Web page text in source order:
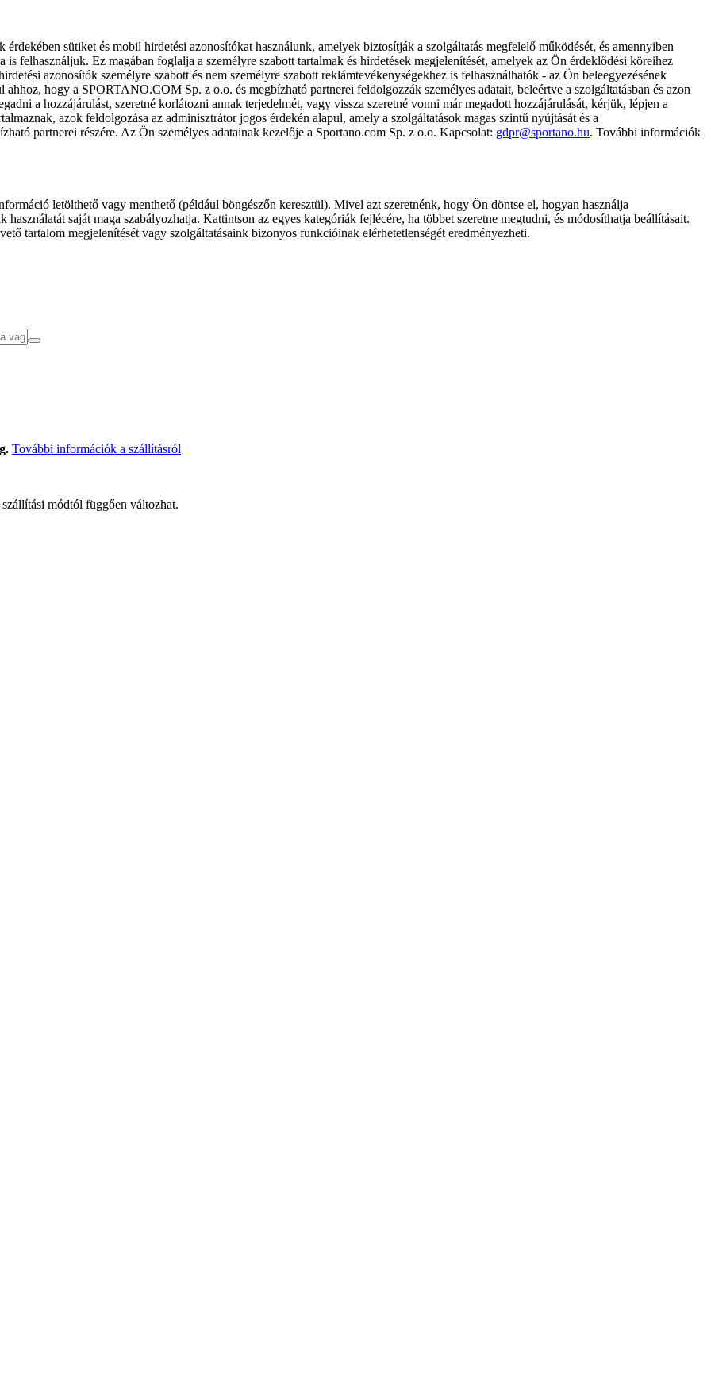
sütiket és mobil hirdetési azonosítókat használunk, amelyek biztosítják a szolgáltatás megfelelő működését, és amennyiben
is felhasználjuk. Ez magában foglalja a személyre szabott tartalmak és hirdetések megjelenítését, amelyek az Ön érdeklődési köreihez
azonosítók személyre szabott és nem személyre szabott reklámtevékenységekhez is felhasználhatók - az Ön beleegyezésének
hogy a SPORTANO.COM Sp. z o.o. és megbízható partnerei feldolgozzák személyes adatait, beleértve a szolgáltatásban és azon
a hozzájárulást, szeretné korlátozni annak terjedelmét, vagy vissza szeretné vonni már megadott hozzájárulását, kérjük, lépjen a
azok feldolgozása az adminisztrátor jogos érdekén alapul, amely a szolgáltatások magas szintű nyújtását és a
partnerei részére. Az Ön személyes adatainak kezelője a Sportano.com Sp. z o.o. Kapcsolat: gdpr@sportano.hu. További információk
letölthető vagy menthető (például böngészőn keresztül). Mivel azt szeretnénk, hogy Ön döntse el, hogyan használja
saját maga szabályozhatja. Kattintson az egyes kategóriák fejlécére, ha többet szeretne megtudni, és módosíthatja beállításait.
tartalom megjelenítését vagy szolgáltatásaink bizonyos funkcióinak elérhetetlenségét eredményezheti.
További információk a szállításról
módtól függően változhat.